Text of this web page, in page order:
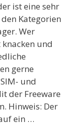
ist eine sehr
Kategorien
Wer
und
gerne
und
der Freeware
Hinweis: Der
ein …